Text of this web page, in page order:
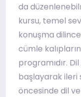
da
kursu, temel
konuşma
cümle
programıdır.
başlayarak ileri
öncesinde dil